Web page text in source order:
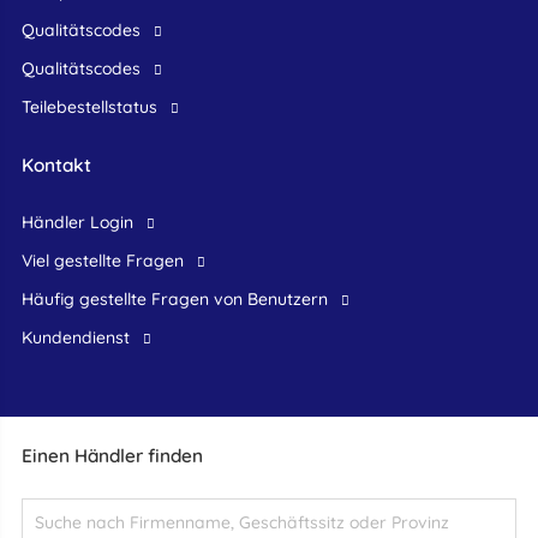
Einen Händler finden
Qualitätscodes
Qualitätscodes
Teilebestellstatus
Kontakt
Händler Login
Viel gestellte Fragen
Häufig gestellte Fragen von Benutzern
Kundendienst